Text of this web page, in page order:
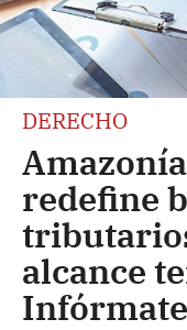
DERECHO
redefine
alcance
Infórmate